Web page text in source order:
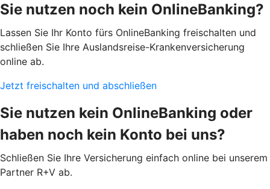
Sie nutzen noch kein OnlineBanking?
Lassen Sie Ihr Konto fürs OnlineBanking freischalten und
schließen Sie Ihre Auslandsreise-Krankenversicherung
online ab.
Jetzt freischalten und abschließen
Sie nutzen kein OnlineBanking oder
haben noch kein Konto bei uns?
Schließen Sie Ihre Versicherung einfach online bei unserem
Partner R+V ab.